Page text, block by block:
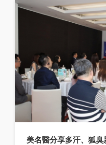
美名醫分享多汗、狐